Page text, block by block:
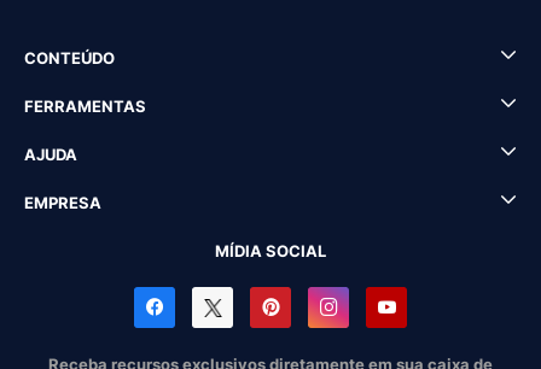
CONTEÚDO
FERRAMENTAS
AJUDA
EMPRESA
MÍDIA SOCIAL
Receba recursos exclusivos diretamente em sua caixa de